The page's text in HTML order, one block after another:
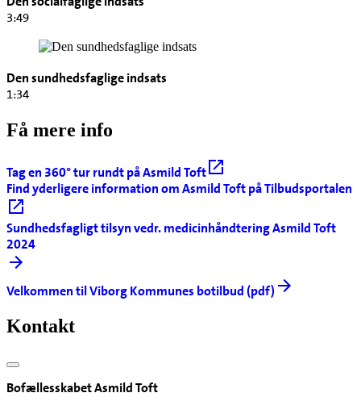
3:49
Den sundhedsfaglige indsats
1:34
Få mere info
Tag en 360° tur rundt på Asmild Toft
Find yderligere information om Asmild Toft på Tilbudsportalen
Sundhedsfagligt tilsyn vedr. medicinhåndtering Asmild Toft
2024
Velkommen til Viborg Kommunes botilbud (pdf)
Kontakt
Bofællesskabet Asmild Toft